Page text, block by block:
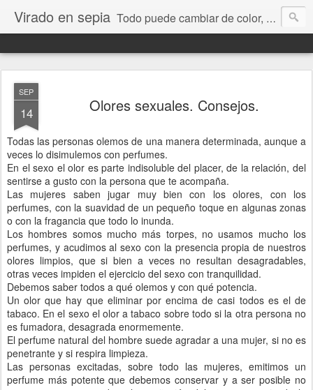
Virado en sepia Todo puede cambiar de color, depende de nosotros y de nuestra capacidad para aprender a mirar. Hablamos de sociedad, economía, empresa, política, RRHH, formación. De Historia reciente, de educación y de temas sociales.
SEP
14 Olores sexuales. Consejos.
Todas las personas olemos de una manera determinada, aunque a
veces lo disimulemos con perfumes.
En el sexo el olor es parte indisoluble del placer, de la relación, del
sentirse a gusto con la persona que te acompaña.
Las mujeres saben jugar muy bien con los olores, con los
perfumes, con la suavidad de un pequeño toque en algunas zonas
o con la fragancia que todo lo inunda.
Los hombres somos mucho más torpes, no usamos mucho los
perfumes, y acudimos al sexo con la presencia propia de nuestros
olores limpios, que si bien a veces no resultan desagradables,
otras veces impiden el ejercicio del sexo con tranquilidad.
Debemos saber todos a qué olemos y con qué potencia.
Un olor que hay que eliminar por encima de casi todos es el de
tabaco. En el sexo el olor a tabaco sobre todo si la otra persona no
es fumadora, desagrada enormemente.
El perfume natural del hombre suede agradar a una mujer, si no es
penetrante y si respira limpieza.
Las personas excitadas, sobre todo las mujeres, emitimos un
perfume más potente que debemos conservar y a ser posible no